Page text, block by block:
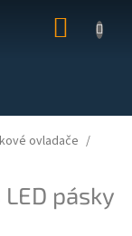
KOŠÍK
ovladače
pásky